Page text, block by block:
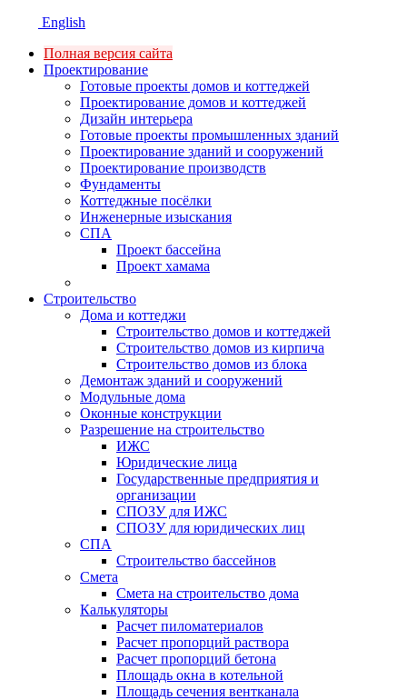
English
Полная версия сайта
Проектирование
Готовые проекты домов и коттеджей
Проектирование домов и коттеджей
Дизайн интерьера
Готовые проекты промышленных зданий
Проектирование зданий и сооружений
Проектирование производств
Фундаменты
Коттеджные посёлки
Инженерные изыскания
СПА
Проект бассейна
Проект хамама
Строительство
Дома и коттеджи
Строительство домов и коттеджей
Строительство домов из кирпича
Строительство домов из блока
Демонтаж зданий и сооружений
Модульные дома
Оконные конструкции
Разрешение на строительство
ИЖС
Юридические лица
Государственные предприятия и
организации
СПОЗУ для ИЖС
СПОЗУ для юридических лиц
СПА
Строительство бассейнов
Смета
Смета на строительство дома
Калькуляторы
Расчет пиломатериалов
Расчет пропорций раствора
Расчет пропорций бетона
Площадь окна в котельной
Площадь сечения вентканала